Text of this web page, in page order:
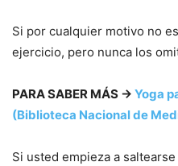
Si por cualquier motivo no
ejercicio, pero nunca los
PARA SABER MÁS → Yoga
(Biblioteca Nacional de
Si usted empieza a